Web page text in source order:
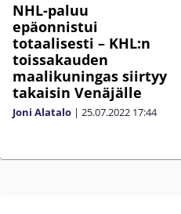
NHL-paluu
epäonnistui
totaalisesti – KHL:n
toissakauden
maalikuningas siirtyy
takaisin Venäjälle
Joni Alatalo | 25.07.2022 17:44